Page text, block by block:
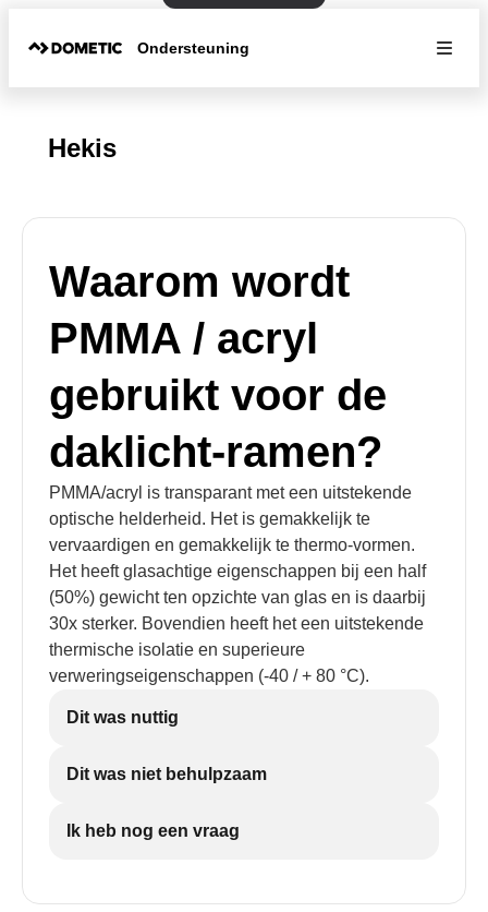
Ondersteuning
Hekis
Waarom wordt
PMMA / acryl
gebruikt voor de
daklicht-ramen?
PMMA/acryl is transparant met een uitstekende
optische helderheid. Het is gemakkelijk te
vervaardigen en gemakkelijk te thermo-vormen.
Het heeft glasachtige eigenschappen bij een half
(50%) gewicht ten opzichte van glas en is daarbij
30x sterker. Bovendien heeft het een uitstekende
thermische isolatie en superieure
verweringseigenschappen (-40 / + 80 °C).
Dit was nuttig
Dit was niet behulpzaam
Ik heb nog een vraag